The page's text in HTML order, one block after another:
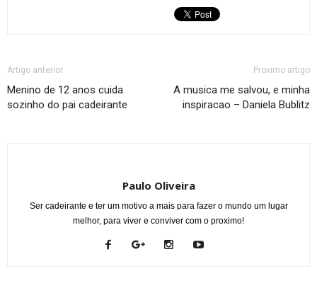
Artigo anterior
Menino de 12 anos cuida
sozinho do pai cadeirante
Proximo artigo
A musica me salvou, e minha
inspiracao – Daniela Bublitz
Paulo Oliveira
Ser cadeirante e ter um motivo a mais para fazer o mundo um lugar
melhor, para viver e conviver com o proximo!